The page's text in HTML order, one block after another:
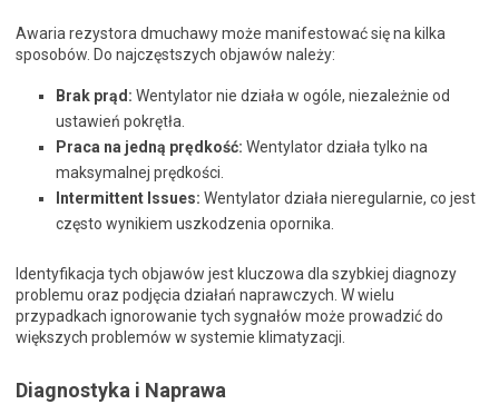
Awaria rezystora dmuchawy może manifestować się na kilka
sposobów. Do najczęstszych objawów należy:
Brak prąd: Wentylator nie działa w ogóle, niezależnie od
ustawień pokrętła.
Praca na jedną prędkość: Wentylator działa tylko na
maksymalnej prędkości.
Intermittent Issues: Wentylator działa nieregularnie, co jest
często wynikiem uszkodzenia opornika.
Identyfikacja tych objawów jest kluczowa dla szybkiej diagnozy
problemu oraz podjęcia działań naprawczych. W wielu
przypadkach ignorowanie tych sygnałów może prowadzić do
większych problemów w systemie klimatyzacji.
Diagnostyka i Naprawa